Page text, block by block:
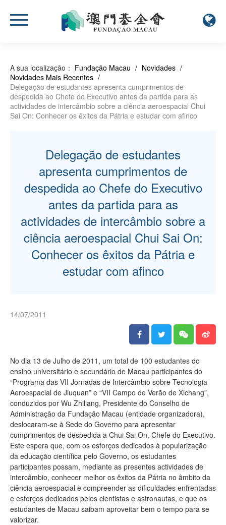
A sua localização： Fundação Macau / Novidades /
Novidades Mais Recentes /
Delegação de estudantes apresenta cumprimentos de
despedida ao Chefe do Executivo antes da partida para as
actividades de intercâmbio sobre a ciência aeroespacial Chui
Sai On: Conhecer os êxitos da Pátria e estudar com afinco
Delegação de estudantes
apresenta cumprimentos de
despedida ao Chefe do Executivo
antes da partida para as
actividades de intercâmbio sobre a
ciência aeroespacial Chui Sai On:
Conhecer os êxitos da Pátria e
estudar com afinco
14/07/2011
No dia 13 de Julho de 2011, um total de 100 estudantes do
ensino universitário e secundário de Macau participantes do
“Programa das VII Jornadas de Intercâmbio sobre Tecnologia
Aeroespacial de Jiuquan” e “VII Campo de Verão de Xichang”,
conduzidos por Wu Zhiliang, Presidente do Conselho de
Administração da Fundação Macau (entidade organizadora),
deslocaram-se à Sede do Governo para apresentar
cumprimentos de despedida a Chui Sai On, Chefe do Executivo.
Este espera que, com os esforços dedicados à popularização
da educação científica pelo Governo, os estudantes
participantes possam, mediante as presentes actividades de
intercâmbio, conhecer melhor os êxitos da Pátria no âmbito da
ciência aeroespacial e compreender as dificuldades enfrentadas
e esforços dedicados pelos cientistas e astronautas, e que os
estudantes de Macau saibam aproveitar bem o tempo para se
valorizar.